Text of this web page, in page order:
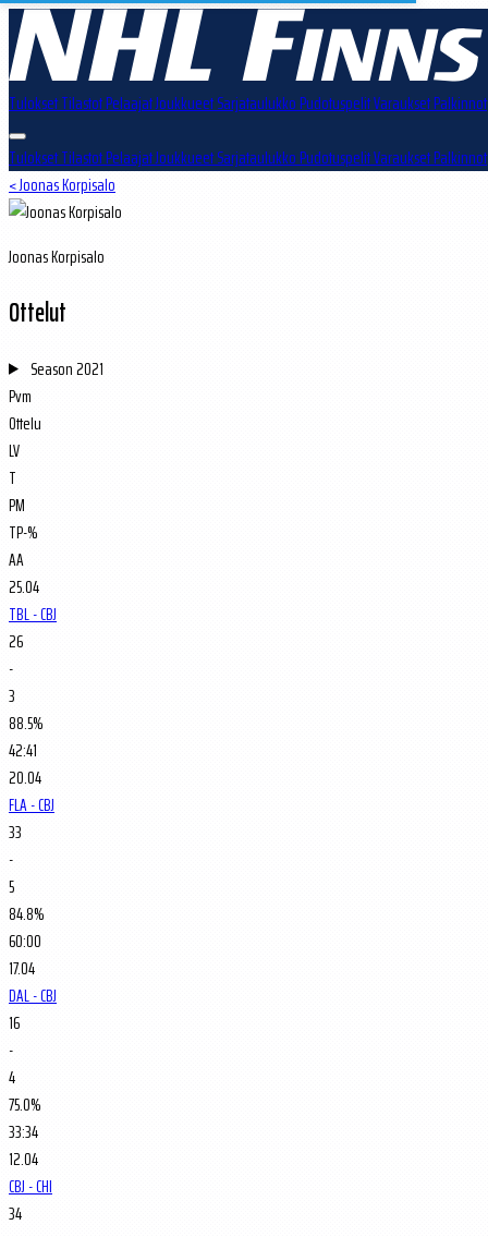
TuloksetTilastotPelaajatJoukkueetSarjataulukkoPudotuspelitVarauksetPalkinnot
TuloksetTilastotPelaajatJoukkueetSarjataulukkoPudotuspelitVarauksetPalkinnot
< Joonas Korpisalo
Joonas Korpisalo
Ottelut
Season2021
Pvm
Ottelu
LV
T
PM
TP-%
AA
25.04
TBL - CBJ
26
-
3
88.5%
42:41
20.04
FLA - CBJ
33
-
5
84.8%
60:00
17.04
DAL - CBJ
16
-
4
75.0%
33:34
12.04
CBJ - CHI
34